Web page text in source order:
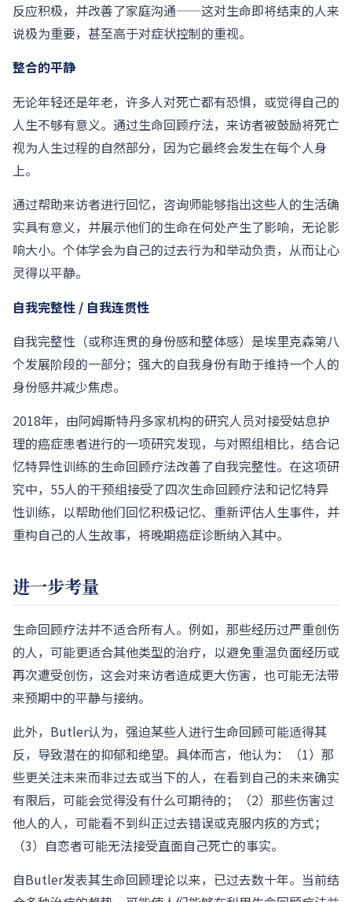
反应积极，并改善了家庭沟通——这对生命即将结束的人来
说极为重要，甚至高于对症状控制的重视。
整合的平静
无论年轻还是年老，许多人对死亡都有恐惧，或觉得自己的
人生不够有意义。通过生命回顾疗法，来访者被鼓励将死亡
视为人生过程的自然部分，因为它最终会发生在每个人身
上。
通过帮助来访者进行回忆，咨询师能够指出这些人的生活确
实具有意义，并展示他们的生命在何处产生了影响，无论影
响大小。个体学会为自己的过去行为和举动负责，从而让心
灵得以平静。
自我完整性 / 自我连贯性
自我完整性（或称连贯的身份感和整体感）是埃里克森第八
个发展阶段的一部分；强大的自我身份有助于维持一个人的
身份感并减少焦虑。
2018年，由阿姆斯特丹多家机构的研究人员对接受姑息护
理的癌症患者进行的一项研究发现，与对照组相比，结合记
忆特异性训练的生命回顾疗法改善了自我完整性。在这项研
究中，55人的干预组接受了四次生命回顾疗法和记忆特异
性训练，以帮助他们回忆积极记忆、重新评估人生事件，并
重构自己的人生故事，将晚期癌症诊断纳入其中。
进一步考量
生命回顾疗法并不适合所有人。例如，那些经历过严重创伤
的人，可能更适合其他类型的治疗，以避免重温负面经历或
再次遭受创伤，这会对来访者造成更大伤害，也可能无法带
来预期中的平静与接纳。
此外，Butler认为，强迫某些人进行生命回顾可能适得其
反，导致潜在的抑郁和绝望。具体而言，他认为：（1）那
些更关注未来而非过去或当下的人，在看到自己的未来确实
有限后，可能会觉得没有什么可期待的；（2）那些伤害过
他人的人，可能看不到纠正过去错误或克服内疚的方式；
（3）自恋者可能无法接受直面自己死亡的事实。
自Butler发表其生命回顾理论以来，已过去数十年。当前结